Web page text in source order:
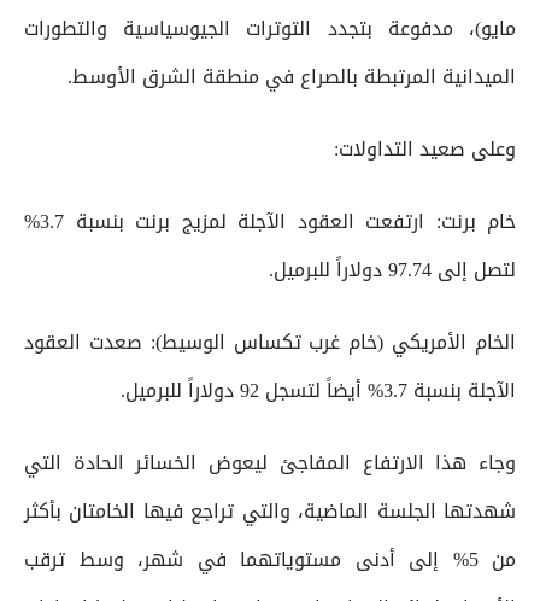
مايو)، مدفوعة بتجدد التوترات الجيوسياسية والتطورات
الميدانية المرتبطة بالصراع في منطقة الشرق الأوسط.
وعلى صعيد التداولات:
خام برنت: ارتفعت العقود الآجلة لمزيج برنت بنسبة 3.7%
لتصل إلى 97.74 دولاراً للبرميل.
الخام الأمريكي (خام غرب تكساس الوسيط): صعدت العقود
الآجلة بنسبة 3.7% أيضاً لتسجل 92 دولاراً للبرميل.
وجاء هذا الارتفاع المفاجئ ليعوض الخسائر الحادة التي
شهدتها الجلسة الماضية، والتي تراجع فيها الخامتان بأكثر
من 5% إلى أدنى مستوياتهما في شهر، وسط ترقب